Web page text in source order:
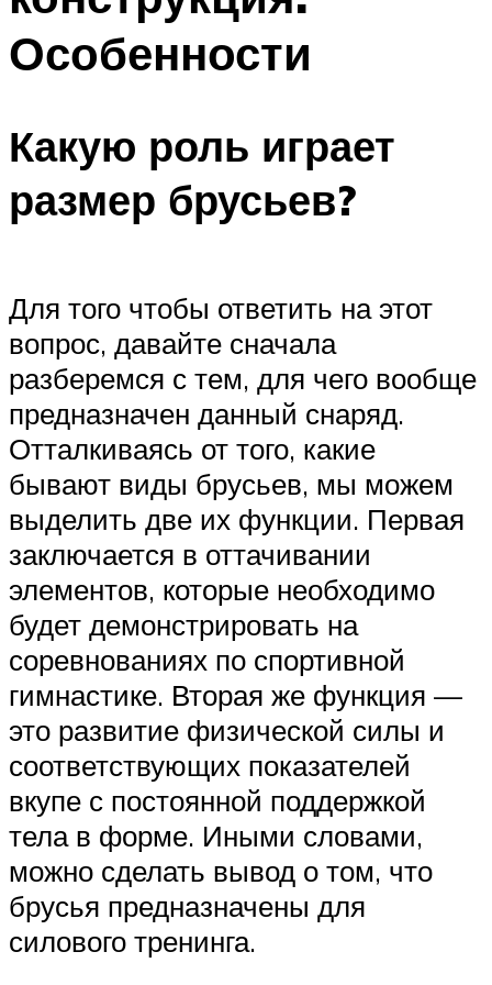
Особенности
Какую роль играет
размер брусьев?
Для того чтобы ответить на этот
вопрос, давайте сначала
разберемся с тем, для чего вообще
предназначен данный снаряд.
Отталкиваясь от того, какие
бывают виды брусьев, мы можем
выделить две их функции. Первая
заключается в оттачивании
элементов, которые необходимо
будет демонстрировать на
соревнованиях по спортивной
гимнастике. Вторая же функция —
это развитие физической силы и
соответствующих показателей
вкупе с постоянной поддержкой
тела в форме. Иными словами,
можно сделать вывод о том, что
брусья предназначены для
силового тренинга.